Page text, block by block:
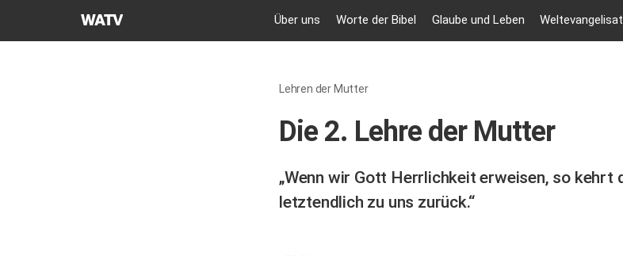
GEMEINDE
Über uns Worte der Bibel Glaube und Leben
Lehren der Mutter
Die 2. Lehre der Mutter
„Wenn wir Gott Herrlichkeit erweisen, so kehrt
letztendlich zu uns zurück.“